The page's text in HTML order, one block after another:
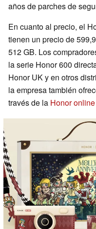
años de parches de
En cuanto al precio, el
tienen un precio de
512 GB. Los
la serie Honor 600
Honor UK y en otros
la empresa también
través de la Honor online